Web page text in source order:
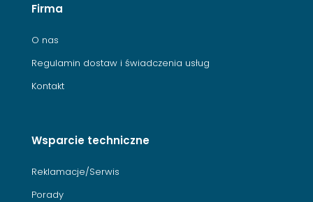
Firma
O nas
Regulamin dostaw i świadczenia usług
Kontakt
Wsparcie techniczne
Reklamacje/Serwis
Porady